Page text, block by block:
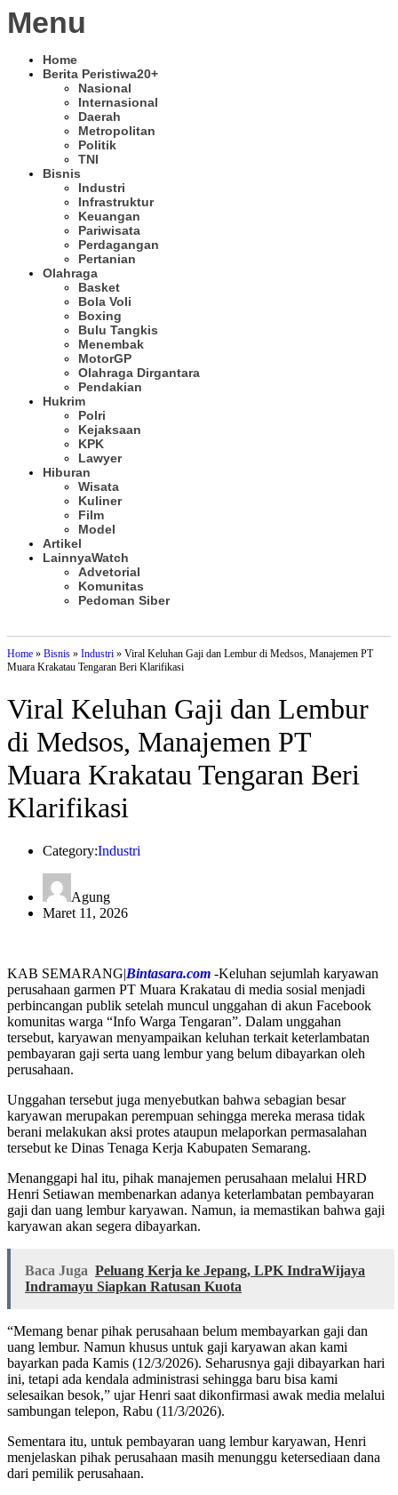
Menu
Home
Berita Peristiwa20+
Nasional
Internasional
Daerah
Metropolitan
Politik
TNI
Bisnis
Industri
Infrastruktur
Keuangan
Pariwisata
Perdagangan
Pertanian
Olahraga
Basket
Bola Voli
Boxing
Bulu Tangkis
Menembak
MotorGP
Olahraga Dirgantara
Pendakian
Hukrim
Polri
Kejaksaan
KPK
Lawyer
Hiburan
Wisata
Kuliner
Film
Model
Artikel
LainnyaWatch
Advetorial
Komunitas
Pedoman Siber
Home » Bisnis » Industri » Viral Keluhan Gaji dan Lembur di Medsos, Manajemen PT
Muara Krakatau Tengaran Beri Klarifikasi
Viral Keluhan Gaji dan Lembur
di Medsos, Manajemen PT
Muara Krakatau Tengaran Beri
Klarifikasi
Category:Industri
Agung
Maret 11, 2026
KAB SEMARANG| Bintasara.com -Keluhan sejumlah karyawan
perusahaan garmen PT Muara Krakatau di media sosial menjadi
perbincangan publik setelah muncul unggahan di akun Facebook
komunitas warga “Info Warga Tengaran”. Dalam unggahan
tersebut, karyawan menyampaikan keluhan terkait keterlambatan
pembayaran gaji serta uang lembur yang belum dibayarkan oleh
perusahaan.
Unggahan tersebut juga menyebutkan bahwa sebagian besar
karyawan merupakan perempuan sehingga mereka merasa tidak
berani melakukan aksi protes ataupun melaporkan permasalahan
tersebut ke Dinas Tenaga Kerja Kabupaten Semarang.
Menanggapi hal itu, pihak manajemen perusahaan melalui HRD
Henri Setiawan membenarkan adanya keterlambatan pembayaran
gaji dan uang lembur karyawan. Namun, ia memastikan bahwa gaji
karyawan akan segera dibayarkan.
Baca Juga Peluang Kerja ke Jepang, LPK IndraWijaya
Indramayu Siapkan Ratusan Kuota
“Memang benar pihak perusahaan belum membayarkan gaji dan
uang lembur. Namun khusus untuk gaji karyawan akan kami
bayarkan pada Kamis (12/3/2026). Seharusnya gaji dibayarkan hari
ini, tetapi ada kendala administrasi sehingga baru bisa kami
selesaikan besok,” ujar Henri saat dikonfirmasi awak media melalui
sambungan telepon, Rabu (11/3/2026).
Sementara itu, untuk pembayaran uang lembur karyawan, Henri
menjelaskan pihak perusahaan masih menunggu ketersediaan dana
dari pemilik perusahaan.